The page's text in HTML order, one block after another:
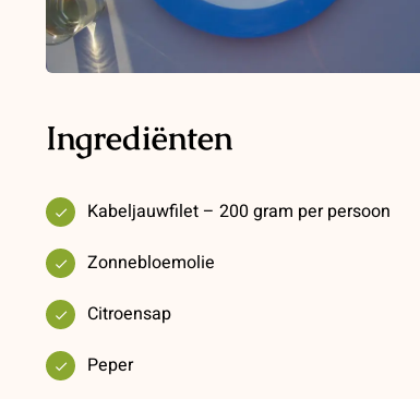
Ingrediënten
Kabeljauwfilet – 200 gram per persoon
Zonnebloemolie
Citroensap
Peper